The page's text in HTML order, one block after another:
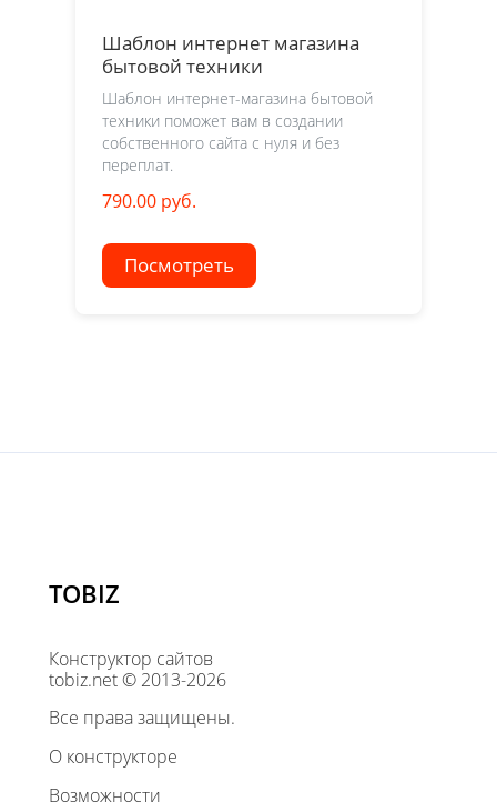
Шаблон интернет магазина
бытовой техники
Шаблон интернет-магазина бытовой
техники поможет вам в создании
собственного сайта с нуля и без
переплат.
790.00 руб.
Посмотреть
TOBIZ
Конструктор сайтов
tobiz.net © 2013-2026
Все права защищены.
О конструкторе
Возможности